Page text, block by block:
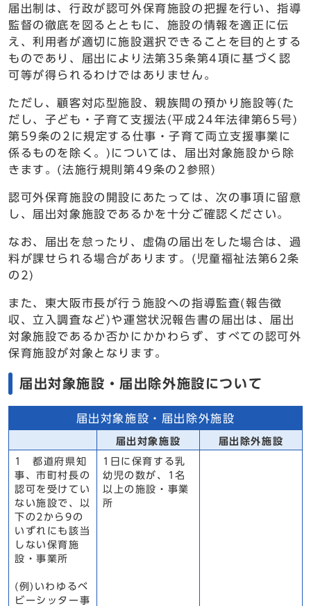
届出制は、行政が認可外保育施設の把握を行い、指導
監督の徹底を図るとともに、施設の情報を適正に伝
え、利用者が適切に施設選択できることを目的とする
ものであり、届出により法第35条第4項に基づく認
可等が得られるわけではありません。
ただし、顧客対応型施設、親族間の預かり施設等(た
だし、子ども・子育て支援法(平成24年法律第65号)
第59条の2に規定する仕事・子育て両立支援事業に
係るものを除く。)については、届出対象施設から除
きます。(法施行規則第49条の2参照)
認可外保育施設の開設にあたっては、次の事項に留意
し、届出対象施設であるかを十分ご確認ください。
なお、届出を怠ったり、虚偽の届出をした場合は、過
料が課せられる場合があります。(児童福祉法第62条
の2)
また、東大阪市長が行う施設への指導監査(報告徴
収、立入調査など)や運営状況報告書の届出は、届出
対象施設であるか否かにかかわらず、すべての認可外
保育施設が対象となります。
届出対象施設・届出除外施設について
届出対象施設・届出除外施設
届出対象施設 届出除外施設
1 都道府県知
事、市町村長の
認可を受けてい
ない施設で、以
下の2から9の
いずれにも該当
しない保育施
設・事業所
(例)いわゆるベ
ビーシッター事
1日に保育する乳
幼児の数が、1名
以上の施設・事業
所